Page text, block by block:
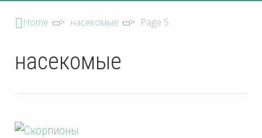
Home > насекомые > Page 5
насекомые